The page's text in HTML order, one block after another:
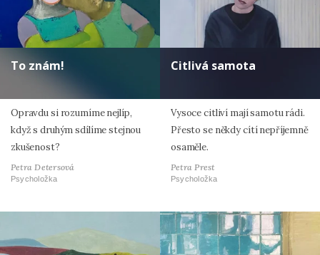
To znám!
Opravdu si rozumíme nejlíp,
když s druhým sdílíme stejnou
zkušenost?
Petra Detersová
Psycholožka
Citlivá samota
Vysoce citliví mají samotu rádi.
Přesto se někdy cítí nepříjemně
osaměle.
Petra Prest
Psycholožka